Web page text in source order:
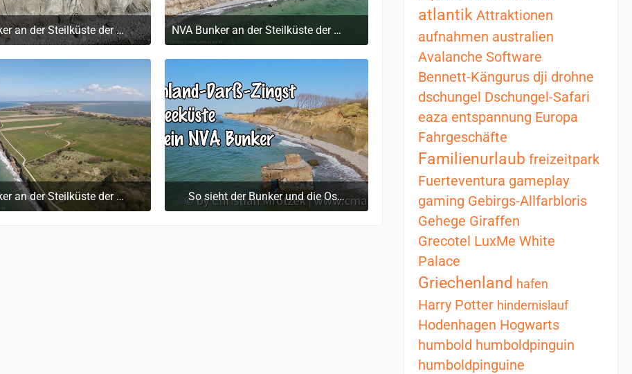
NVA Bunker an der Steilküste der Ostsee auf dem Darß
9. August 2024 um 14:05
NVA Bunker an der Steilküste der Ostsee auf dem Darß
9. August 2024 um 14:05
NVA Bunker an der Steilküste der Ostsee auf dem Darß
9. August 2024 um 14:05
So sieht der Bunker und die Ostseeküste in Wustrow (Darß) heute aus | DJI Mavic Air 2
13. September 2022 um 11:35
atlantik Attraktionen
aufnahmen australien
Avalanche Software
Bennett-Kängurus dji drohne
dschungel Dschungel-Safari
eaza entspannung Europa
Fahrgeschäfte
Familienurlaub freizeitpark
Fuerteventura gameplay
gaming Gebirgs-Allfarbloris
Gehege Giraffen
Grecotel LuxMe White
Palace
Griechenland hafen
Harry Potter hindernislauf
Hodenhagen Hogwarts
humbold humboldpinguin
humboldpinguine